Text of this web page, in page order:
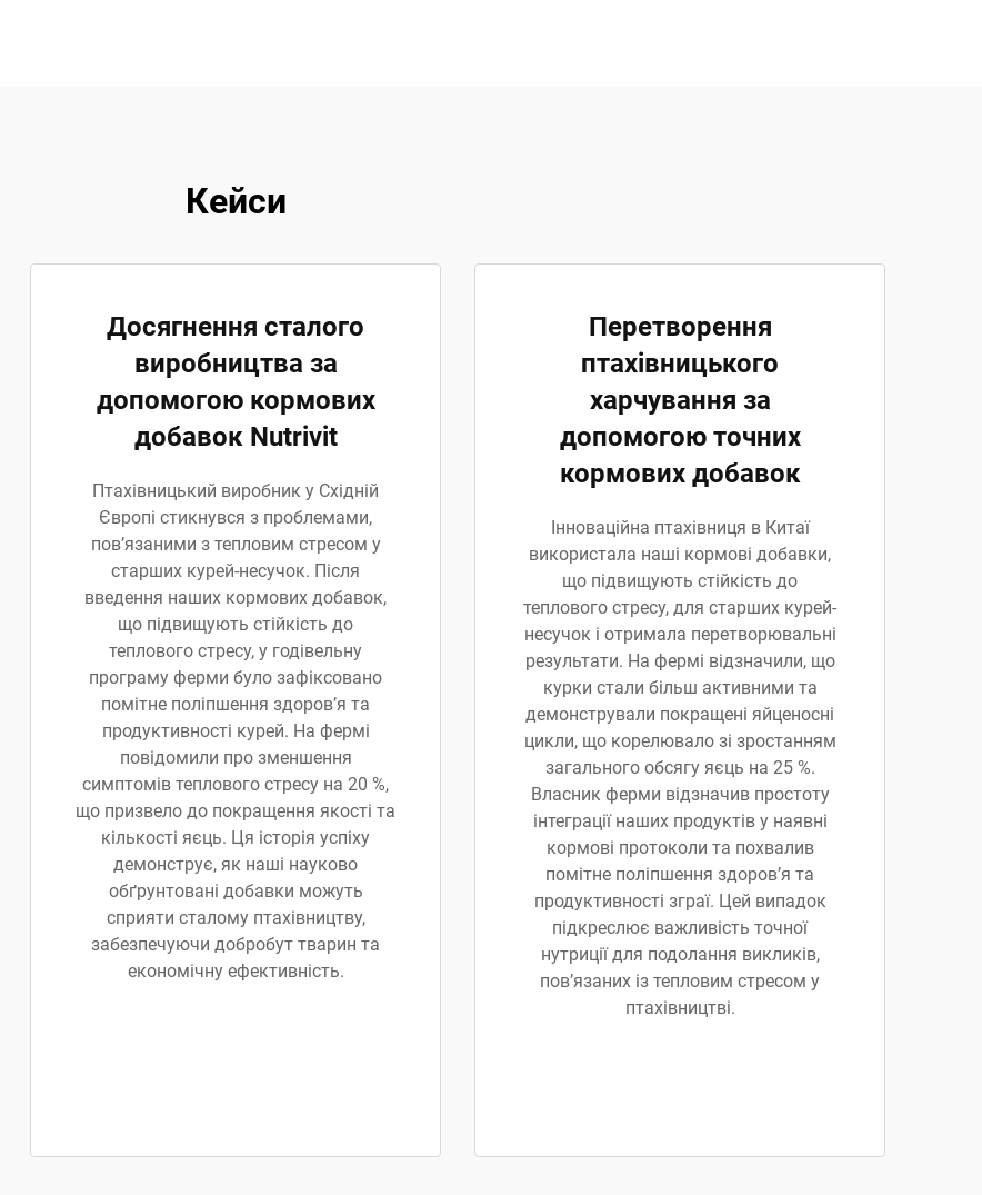
Кейси
Досягнення сталого
виробництва за
допомогою кормових
добавок Nutrivit
Птахівницький виробник у Східній
Європі стикнувся з проблемами,
пов’язаними з тепловим стресом у
старших курей-несучок. Після
введення наших кормових добавок,
що підвищують стійкість до
теплового стресу, у годівельну
програму ферми було зафіксовано
помітне поліпшення здоров’я та
продуктивності курей. На фермі
повідомили про зменшення
симптомів теплового стресу на 20 %,
що призвело до покращення якості та
кількості яєць. Ця історія успіху
демонструє, як наші науково
обґрунтовані добавки можуть
сприяти сталому птахівництву,
забезпечуючи добробут тварин та
економічну ефективність.
Перетворення
птахівницького
харчування за
допомогою точних
кормових добавок
Інноваційна птахівниця в Китаї
використала наші кормові добавки,
що підвищують стійкість до
теплового стресу, для старших курей-
несучок і отримала перетворювальні
результати. На фермі відзначили, що
курки стали більш активними та
демонстрували покращені яйценосні
цикли, що корелювало зі зростанням
загального обсягу яєць на 25 %.
Власник ферми відзначив простоту
інтеграції наших продуктів у наявні
кормові протоколи та похвалив
помітне поліпшення здоров’я та
продуктивності зграї. Цей випадок
підкреслює важливість точної
нутриції для подолання викликів,
пов’язаних із тепловим стресом у
птахівництві.